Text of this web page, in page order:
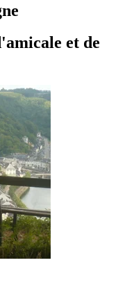
et de